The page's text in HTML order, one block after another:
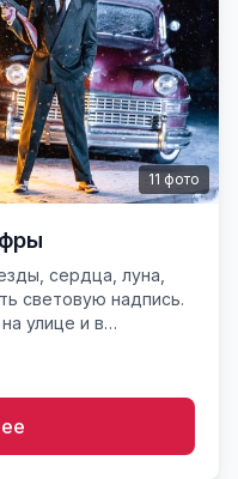
11 фото
сердца, луна,
улице и в